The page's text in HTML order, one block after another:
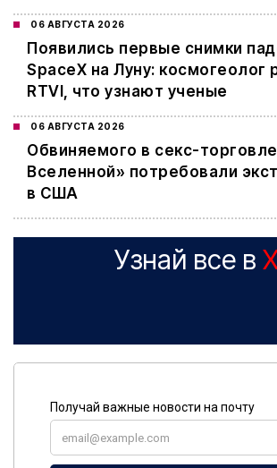
06 АВГУСТА 2026
Появились первые снимки
SpaceX на Луну: космогеолог
RTVI, что узнают ученые
06 АВГУСТА 2026
Обвиняемого в секс-
Вселенной» потребовали
в США
Узнай все в